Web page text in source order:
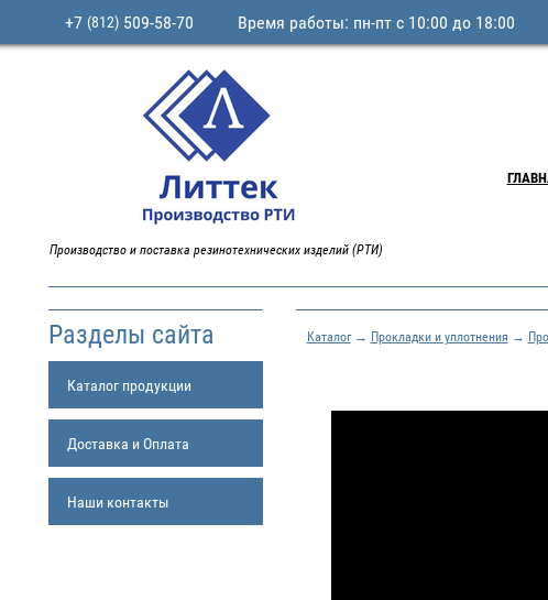
+7 (812)509-58-70 Время работы: пн-пт с 10:00 до 18:00
Производство и поставка резинотехнических изделий (РТИ)
Разделы сайта
Каталог продукции
Доставка и Оплата
Наши контакты
Каталог→ Прокладки и уплотнения →